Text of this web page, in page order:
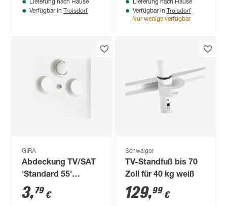
Lieferung nach Hause
Verfügbar in Troisdorf
Lieferung nach Hause
Verfügbar in Troisdorf
Nur wenige verfügbar
GIRA
Abdeckung TV/SAT
'Standard 55'
reinweiß glänzend
3,79 €
Schwaiger
TV-Standfuß bis 70
Zoll für 40 kg weiß
129,99 €